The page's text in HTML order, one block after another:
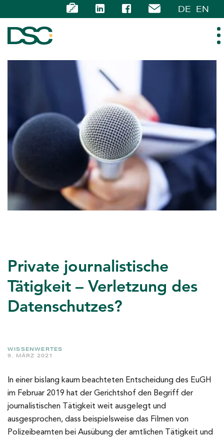
DE EN
ÜBER UNS
EXPERTISE
TEAM
NEWS
KARRIERE
Private journalistische
Tätigkeit – Verletzung des
Datenschutzes?
WISSENWERTES
9. MÄRZ 2021
In einer bislang kaum beachteten Entscheidung des EuGH
im Februar 2019 hat der Gerichtshof den Begriff der
journalistischen Tätigkeit weit ausgelegt und
ausgesprochen, dass beispielsweise das Filmen von
Polizeibeamten bei Ausübung der amtlichen Tätigkeit und